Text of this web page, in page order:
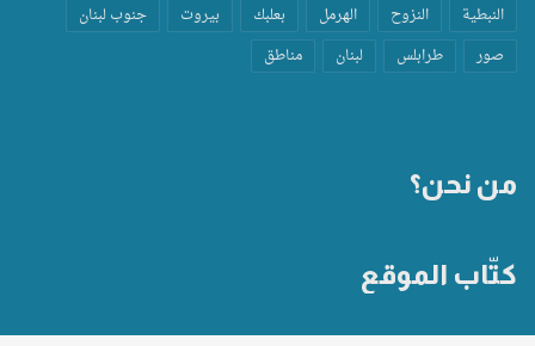
النبطية
النزوح الهرمل بعلبك بيروت
جنوب لبنان
صور
طرابلس لبنان مناطق
من نحن؟
كتّاب الموقع